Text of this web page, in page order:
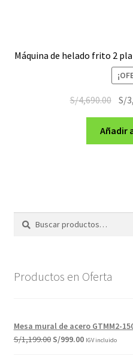
Máquina de helado frito 2
S/4,690.00 El
era:
S/
Añadir
Buscar
Buscar
Productos en Oferta
Mesa mural de acero GTMM2-
S/1,199.00 El
S/999.00ElIGV incluido